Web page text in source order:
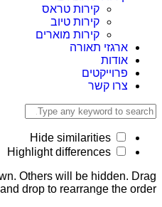
קירות טראס
קירות טיוב
קירות מוארים
ארגזי תאורה
אודות
פרוייקטים
צרו קשר
shown. Others will be hidden.
and drop to rearrange the